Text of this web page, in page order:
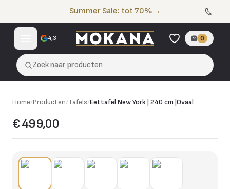
Summer Sale: tot 70% →
4,3 0
Zoek naar producten
Home/Producten/Tafels/Eettafel New York | 240 cm |Ovaal
€ 499,00